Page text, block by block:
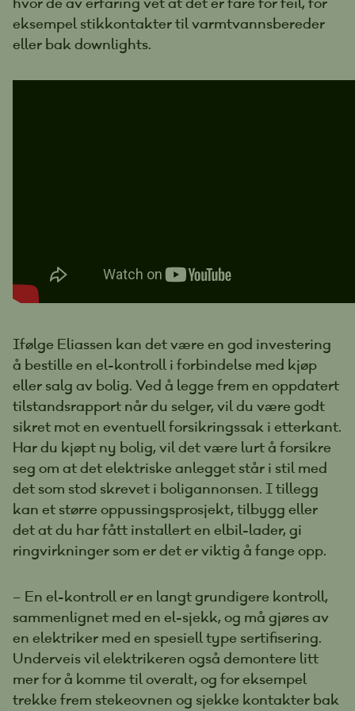
eksempel stikkontakter til varmtvannsbereder
eller bak downlights.
Ifølge Eliassen kan det være en god investering
å bestille en el-kontroll i forbindelse med kjøp
eller salg av bolig. Ved å legge frem en oppdatert
tilstandsrapport når du selger, vil du være godt
sikret mot en eventuell forsikringssak i etterkant.
Har du kjøpt ny bolig, vil det være lurt å forsikre
seg om at det elektriske anlegget står i stil med
det som stod skrevet i boligannonsen. I tillegg
kan et større oppussingsprosjekt, tilbygg eller
det at du har fått installert en elbil-lader, gi
ringvirkninger som er det er viktig å fange opp.
– En el-kontroll er en langt grundigere kontroll,
sammenlignet med en el-sjekk, og må gjøres av
en elektriker med en spesiell type sertifisering.
Underveis vil elektrikeren også demontere litt
mer for å komme til overalt, og for eksempel
trekke frem stekeovnen og sjekke kontakter bak